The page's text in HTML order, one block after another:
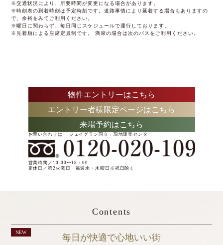
※交通状況により、所要時間が変更になる場合があります。
※時刻表の到着時刻は予定時刻です。道路事情により延着する場合もありますの
で、余裕をみてご利⽤ください。
※曜⽇に関わらず、毎⽇同じスケジュールで運⾏しております。
※先着順による座席定員制です。 満席の場合は次のバスをご利⽤ください。
物件エントリーはこちら
エントリー者様限定ページはこちら
来場予約はこちら
お問い合わせは 「ジェイグラン国立」現地販売センター
営業時間／10:00〜18：00
定休日／第2火曜日・毎週水・木曜日※祝日除く
Contents
毎日が快適で心地いい街